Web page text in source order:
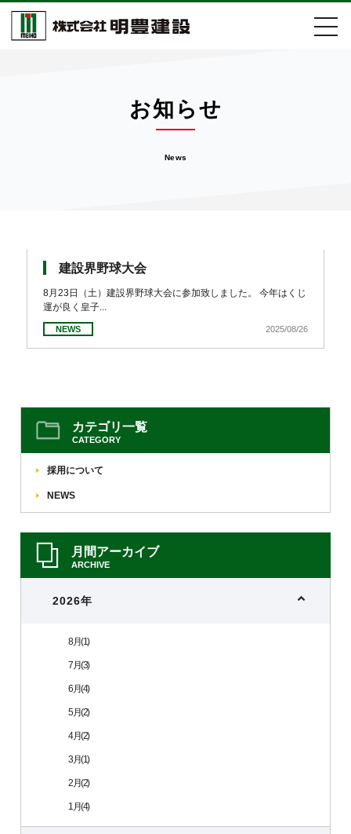
事業紹介
お知らせ
News
建設界野球大会
8月23日（土）建設界野球大会に参加致しました。 今年はくじ
運が良く皇子...
NEWS 2025/08/26
カテゴリ一覧
CATEGORY
採用について
NEWS
月間アーカイブ
ARCHIVE
2026年
8月(1)
7月(3)
6月(4)
5月(2)
4月(2)
3月(1)
2月(2)
1月(4)